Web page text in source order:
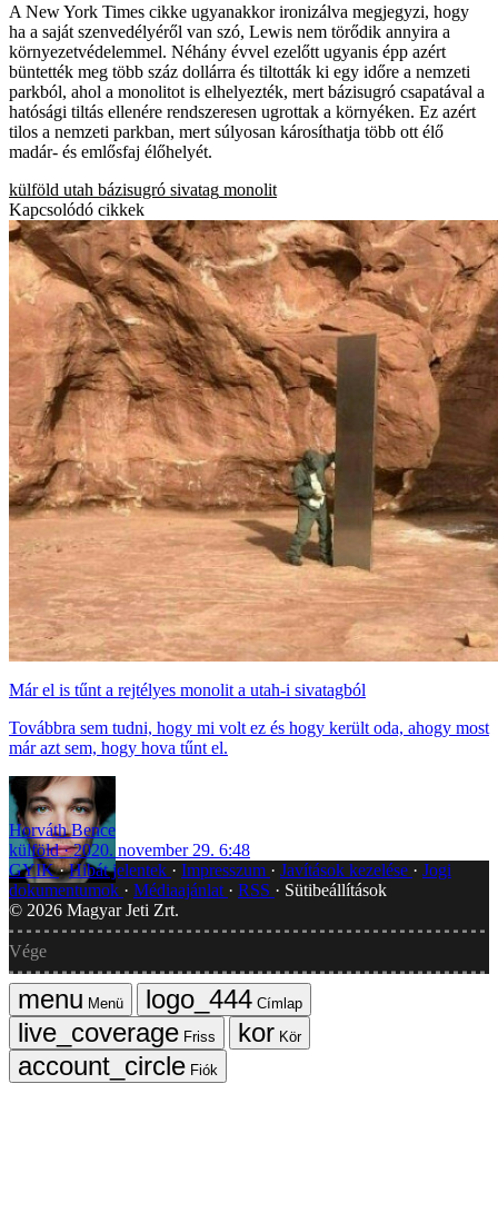
A New York Times cikke ugyanakkor ironizálva megjegyzi, hogy
ha a saját szenvedélyéről van szó, Lewis nem törődik annyira a
környezetvédelemmel. Néhány évvel ezelőtt ugyanis épp azért
büntették meg több száz dollárra és tiltották ki egy időre a nemzeti
parkból, ahol a monolitot is elhelyezték, mert bázisugró csapatával a
hatósági tiltás ellenére rendszeresen ugrottak a környéken. Ez azért
tilos a nemzeti parkban, mert súlyosan károsíthatja több ott élő
madár- és emlősfaj élőhelyét.
külföld utah bázisugró sivatag monolit
Kapcsolódó cikkek
Már el is tűnt a rejtélyes monolit a utah-i sivatagból
Továbbra sem tudni, hogy mi volt ez és hogy került oda, ahogy most
már azt sem, hogy hova tűnt el.
Horváth Bence
külföld
2020. november 29. 6:48
GYIK Hibát jelentek Impresszum Javítások kezelése
Jogi
dokumentumok
Médiaajánlat RSS
Sütibeállítások
© 2026 Magyar Jeti Zrt.
Vége
Menü
Címlap
Friss
Kör
Fiók